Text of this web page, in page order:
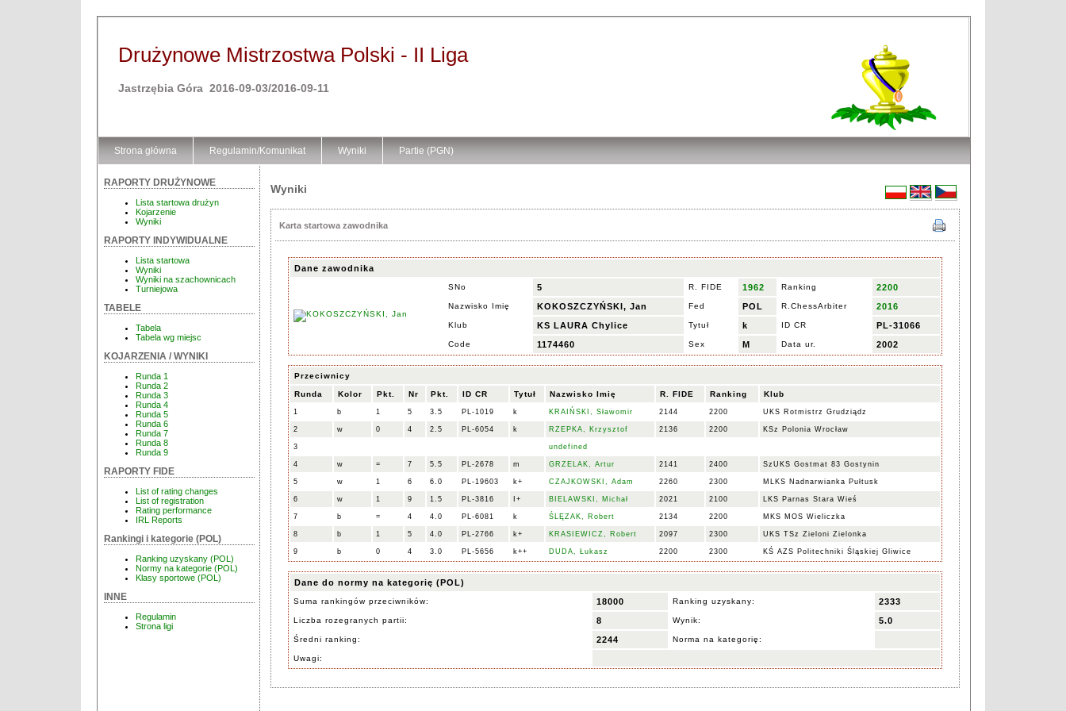
Drużynowe Mistrzostwa Polski - II Liga
Jastrzębia Góra 2016-09-03/2016-09-11
Strona główna Regulamin/Komunikat Wyniki Partie (PGN)
RAPORTY DRUŻYNOWE
Lista startowa drużyn
Kojarzenie
Wyniki
RAPORTY INDYWIDUALNE
Lista startowa
Wyniki
Wyniki na szachownicach
Turniejowa
TABELE
Tabela
Tabela wg miejsc
KOJARZENIA / WYNIKI
Runda 1
Runda 2
Runda 3
Runda 4
Runda 5
Runda 6
Runda 7
Runda 8
Runda 9
RAPORTY FIDE
List of rating changes
List of registration
Rating performance
IRL Reports
Rankingi i kategorie (POL)
Ranking uzyskany (POL)
Normy na kategorie (POL)
Klasy sportowe (POL)
INNE
Regulamin
Strona ligi
Wyniki
Karta startowa zawodnika
Dane zawodnika
SNo 5 R. FIDE 1962 Ranking 2200
Nazwisko Imię KOKOSZCZYŃSKI, Jan Fed POL R.ChessArbiter 2016
Klub KS LAURA Chylice Tytuł k ID CR PL-31066
Code 1174460 Sex M Data ur. 2002
Przeciwnicy
Runda Kolor Pkt. Nr Pkt. ID CR Tytuł Nazwisko Imię R. FIDE Ranking Klub
1 b 1 5 3.5 PL-1019 k KRAIŃSKI, Sławomir 2144 2200 UKS Rotmistrz Grudziądz
2 w 0 4 2.5 PL-6054 k RZEPKA, Krzysztof 2136 2200 KSz Polonia Wrocław
3 undefined
4 w = 7 5.5 PL-2678 m GRZELAK, Artur 2141 2400 SzUKS Gostmat 83 Gostynin
5 w 1 6 6.0 PL-19603 k+ CZAJKOWSKI, Adam 2260 2300 MLKS Nadnarwianka Pułtusk
6 w 1 9 1.5 PL-3816 I+ BIELAWSKI, Michał 2021 2100 LKS Parnas Stara Wieś
7 b = 4 4.0 PL-6081 k ŚLĘZAK, Robert 2134 2200 MKS MOS Wieliczka
8 b 1 5 4.0 PL-2766 k+ KRASIEWICZ, Robert 2097 2300 UKS TSz Zieloni Zielonka
9 b 0 4 3.0 PL-5656 k++ DUDA, Łukasz 2200 2300 KŚ AZS Politechniki Śląskiej Gliwice
Dane do normy na kategorię (POL)
Suma rankingów przeciwników: 18000 Ranking uzyskany: 2333
Liczba rozegranych partii: 8 Wynik: 5.0
Średni ranking: 2244 Norma na kategorię:
Uwagi: